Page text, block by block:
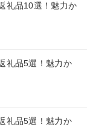
礼品10選！魅力か
礼品5選！魅力か
礼品5選！魅力か